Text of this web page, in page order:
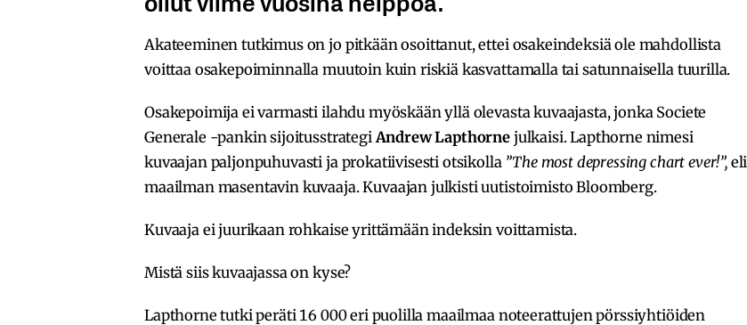
Akateeminen tutkimus on jo pitkään osoittanut, ettei osakeindeksiä ole mahdollista
voittaa osakepoiminnalla muutoin kuin riskiä kasvattamalla tai satunnaisella tuurilla.
Osakepoimija ei varmasti ilahdu myöskään yllä olevasta kuvaajasta, jonka Societe
Generale -pankin sijoitusstrategi Andrew Lapthorne julkaisi. Lapthorne nimesi
kuvaajan paljonpuhuvasti ja prokatiivisesti otsikolla ”The most depressing chart ever!”,eli
maailman masentavin kuvaaja. Kuvaajan julkisti uutistoimisto Bloomberg.
Kuvaaja ei juurikaan rohkaise yrittämään indeksin voittamista.
Mistä siis kuvaajassa on kyse?
Lapthorne tutki peräti 16 000 eri puolilla maailmaa noteerattujen pörssiyhtiöiden